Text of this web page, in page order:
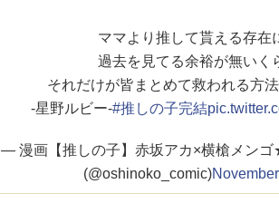
ママより推して貰える存在
過去を見てる余裕が無いく
それだけが皆まとめて救われる方
-星野ルビー-#推しの子完結
— 漫画【推しの子】赤坂アカ×横槍メン
(@oshinoko_comic)